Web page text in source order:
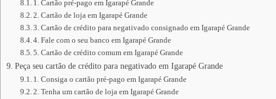
1. Cartão pré-pago em Igarapé Grande
2. Cartão de loja em Igarapé Grande
3. Cartão de crédito para negativado consignado em Igarapé Grande
4. Fale com o seu banco em Igarapé Grande
5. Cartão de crédito comum em Igarapé Grande
Peça seu cartão de crédito para negativado em Igarapé Grande
1. Consiga o cartão pré-pago em Igarapé Grande
2. Tenha um cartão de loja em Igarapé Grande